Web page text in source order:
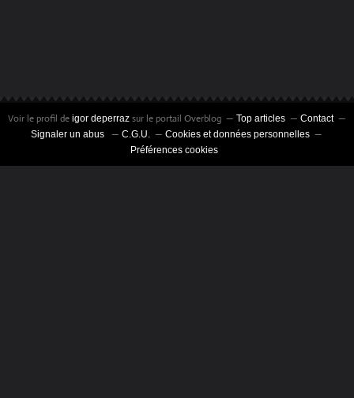
Voir le profil de igor deperraz sur le portail Overblog Top articles
Contact
Signaler un abus
C.G.U.
Cookies et données personnelles
Préférences cookies